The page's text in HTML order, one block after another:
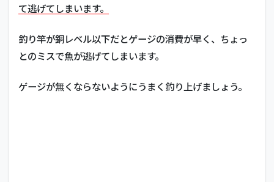
て逃げてしまいます。
釣り竿が銅レベル以下だとゲージの消費が早く、ちょっ
とのミスで魚が逃げてしまいます。
ゲージが無くならないようにうまく釣り上げましょう。